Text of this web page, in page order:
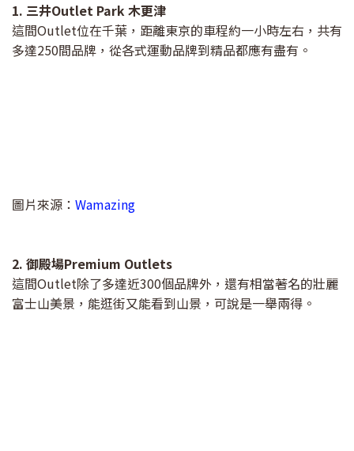
1. 三井Outlet Park 木更津
這間Outlet位在千葉，距離東京的車程約一小時左右，共有
多達250間品牌，從各式運動品牌到精品都應有盡有。
圖片來源： Wamazing
2. 御殿場Premium Outlets
這間Outlet除了多達近300個品牌外，還有相當著名的壯麗
富士山美景，能逛街又能看到山景，可說是一舉兩得。